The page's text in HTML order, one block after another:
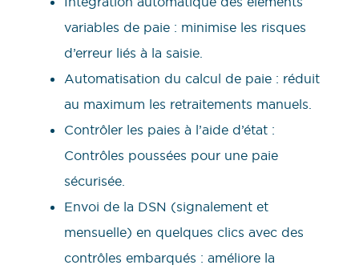
variables de paie : minimise les risques
d’erreur liés à la saisie.
Automatisation du calcul de paie : réduit
au maximum les retraitements manuels.
Contrôler les paies à l’aide d’état :
Contrôles poussées pour une paie
sécurisée.
Envoi de la DSN (signalement et
mensuelle) en quelques clics avec des
contrôles embarqués : améliore la